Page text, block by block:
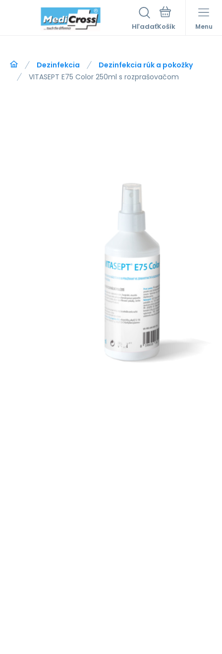
Hľadať Menu
Dezinfekcia
Dezinfekcia rúk a pokožky
VITASEPT E75 Color 250ml s rozprašovačom